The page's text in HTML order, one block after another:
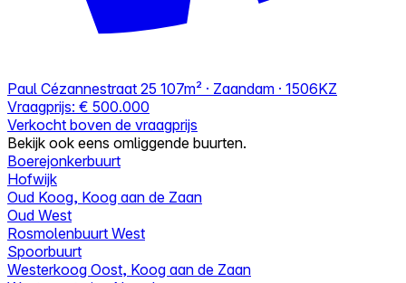
Paul Cézannestraat 25 107m² · Zaandam · 1506KZ
Vraagprijs: € 500.000
Verkocht boven de vraagprijs
Bekijk ook eens omliggende buurten.
Boerejonkerbuurt
Hofwijk
Oud Koog, Koog aan de Zaan
Oud West
Rosmolenbuurt West
Spoorbuurt
Westerkoog Oost, Koog aan de Zaan